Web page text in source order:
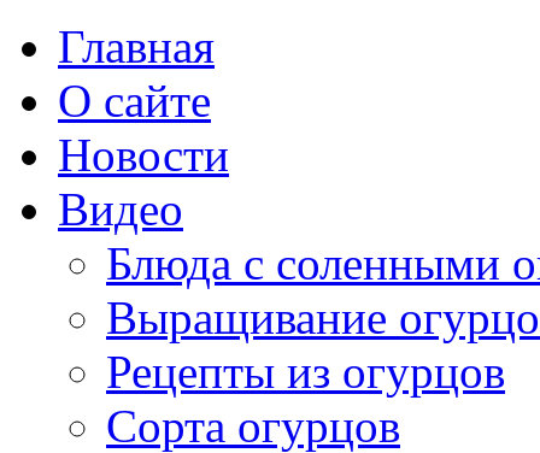
Главная
О сайте
Новости
Видео
Блюда с соленными
Выращивание
Рецепты из огурцов
Сорта огурцов